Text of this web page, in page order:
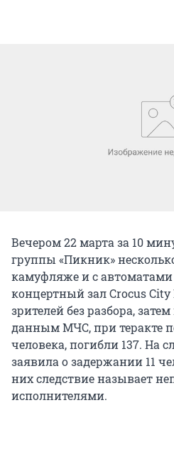
Вечером 22 марта за 10
группы «Пикник»
камуфляже и с автоматами
концертный зал Crocus
зрителей без разбора,
данным МЧС, при теракте
человека, погибли 137. На
заявила о задержании 11
них следствие называет
исполнителями.